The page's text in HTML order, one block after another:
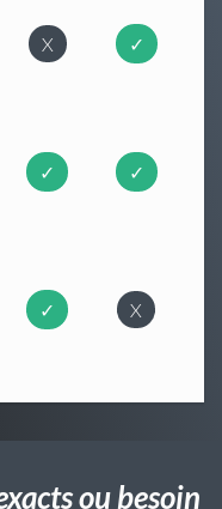
X ✓
✓ ✓
✓ X
ou besoin